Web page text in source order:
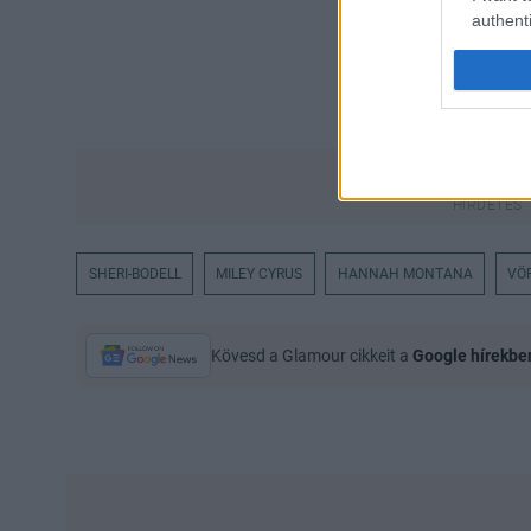
SHERI-BODELL MILEY CYRUS HANNAH MONTANA
Kövesd a Glamour cikkeit a Google